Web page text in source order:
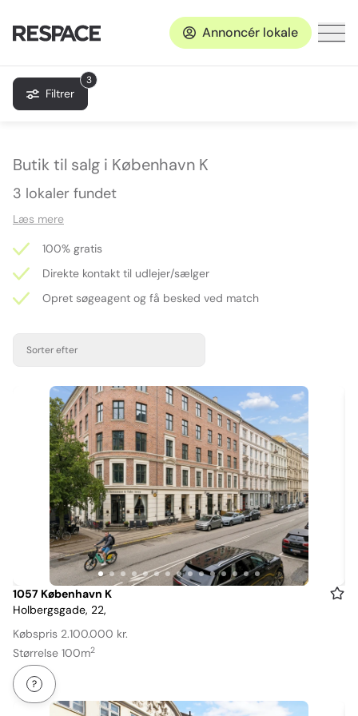
Annoncér lokale
3
Filtrer
Butik til salg i København K
3 lokaler fundet
Læs mere
100% gratis
Direkte kontakt til udlejer/sælger
Opret søgeagent og få besked ved match
Sorter efter
Item
1
of
15
1057 København K
Holbergsgade, 22,
Købspris 2.100.000 kr.
Størrelse 100m2